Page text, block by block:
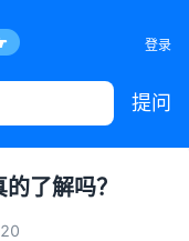
登录
提问
了解吗？